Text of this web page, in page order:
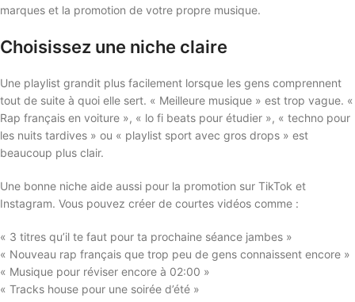
marques et la promotion de votre propre musique.
Choisissez une niche claire
Une playlist grandit plus facilement lorsque les gens comprennent
tout de suite à quoi elle sert. « Meilleure musique » est trop vague. «
Rap français en voiture », « lo fi beats pour étudier », « techno pour
les nuits tardives » ou « playlist sport avec gros drops » est
beaucoup plus clair.
Une bonne niche aide aussi pour la promotion sur TikTok et
Instagram. Vous pouvez créer de courtes vidéos comme :
« 3 titres qu’il te faut pour ta prochaine séance jambes »
« Nouveau rap français que trop peu de gens connaissent encore »
« Musique pour réviser encore à 02:00 »
« Tracks house pour une soirée d’été »